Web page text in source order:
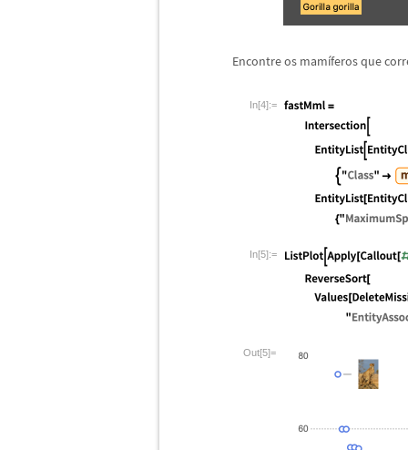
Encontre os mamíferos que
In[4]:=
In[5]:=
Out[5]=